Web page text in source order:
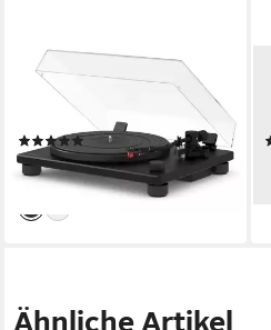
SONORO
Sonoro PLATINUM Automatic
EAS Plattenspieler
699,00 €
lieferbar - in 2-3 Werktagen bei dir
Ähnliche Artikel